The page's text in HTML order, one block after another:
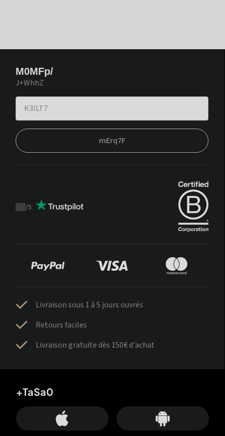
M0MFp/
J+WhhZ
mErq7F
Trustpilot
/5
Livraison sous 1 à 5 jours ouvrés
Retours faciles
Livraison gratuite dès 150€ d'achat
+TaSa0